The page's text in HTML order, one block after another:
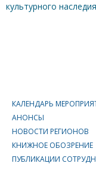
культурного
КАЛЕНДАРЬ
АНОНСЫ
НОВОСТИ РЕГИОНОВ
КНИЖНОЕ ОБОЗРЕНИЕ
ПУБЛИКАЦИИ